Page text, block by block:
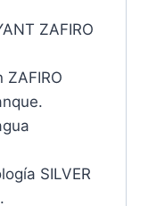
ZAFIRO
SILVER